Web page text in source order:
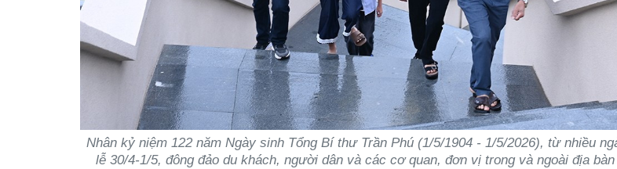
Nhân kỷ niệm 122 năm Ngày sinh Tổng Bí thư Trần Phú (1/5/1904 - 1/5/2026), từ nhiều
lễ 30/4-1/5, đông đảo du khách, người dân và các cơ quan, đơn vị trong và ngoài địa